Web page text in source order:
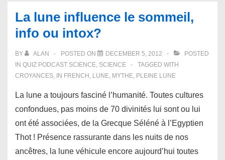
La lune influence le sommeil,
info ou intox?
BY ALAN POSTED ON DECEMBER 5, 2012
POSTED
IN QUIZ PODCAST SCIENCE, SCIENCE
TAGGED WITH
CROYANCES, IN FRENCH , LUNE, MYTHE, PLEINE LUNE
La lune a toujours fasciné l’humanité. Toutes cultures
confondues, pas moins de 70 divinités lui sont ou lui
ont été associées, de la Grecque Séléné à l’Egyptien
Thot ! Présence rassurante dans les nuits de nos
ancêtres, la lune véhicule encore aujourd’hui toutes